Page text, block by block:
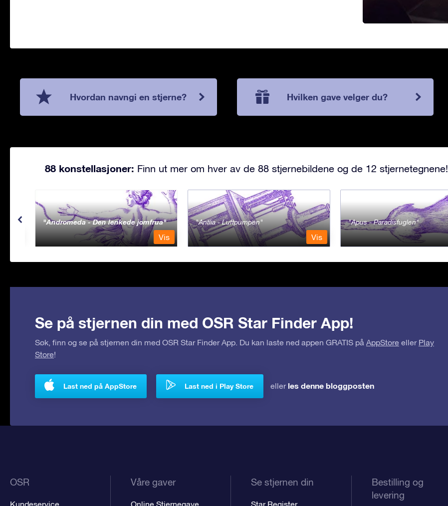
Hvordan navngi en stjerne? Hvilken gave velger du?
88 konstellasjoner: Finn ut mer om hver av de 88 stjernebildene og de 12 stjernetegnene!
Andromeda - Den lenkede jomfrua
Vis
Antlia - Luftpumpen
Vis
Apus - Paradisfuglen
Se på stjernen din med OSR Star Finder App!
Søk, finn og se på stjernen din med OSR Star Finder App. Du kan laste ned appen GRATIS på AppStore eller Play
Store!
Last ned på AppStore Last ned i Play Store eller les denne bloggposten
OSR
Kundeservice
Våre gaver
Online Stjernegave
Se stjernen din
Star Register
Bestilling og
levering